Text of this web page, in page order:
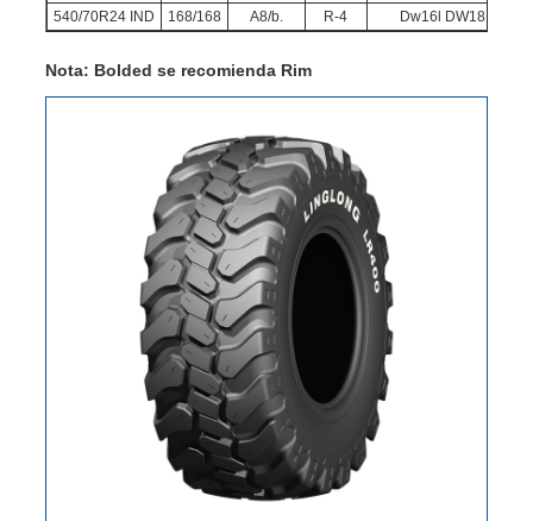
540/70R24 IND
168/168 A8/b. R-4 Dw16l DW18L
Nota: Bolded se recomienda Rim